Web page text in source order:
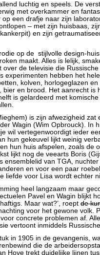
luchtig en speels. De
met overkammer en
een drafje naar zijn
– met zijn huisbaas,
en zijn
op de stijlvolle design-
maakt. Alles is lelijk,
over de televisie die
experimenten hebben het
kolven, horlogeglazen
bier en brood. Het aanrecht is
is gelardeerd met
is zijn afwezigheid zat
Wagin (Wim Opbrouck). In
wil vertegenwoordigt ieder
hun gekeuvel lijkt weinig
hun huis afspelen, zoals de
lijkt nog de veearts Boris
ensemblelid van TGA,
en voor een paar
liefde voor Lisa wordt echter
heel langzaam maar
Pavel en Wagin blijkt
Maar wat?’, roept de
voor het gewone volk.
concrete problemen af.
vertoont inmiddels
in 1905 in de gevangenis,
die de
Hove trekt duidelijke lijnen